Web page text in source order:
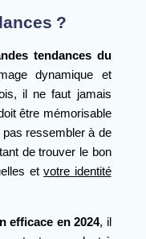
?
tendances du
dynamique et
il ne faut jamais
être mémorisable
ressembler à de
de trouver le bon
etvotre identité
efficace en 2024, il